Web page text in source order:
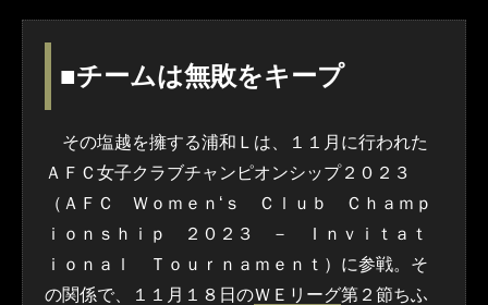
■チームは無敗をキープ
その塩越を擁する浦和Ｌは、１１月に行われた
ＡＦＣ女子クラブチャンピオンシップ２０２３
（ＡＦＣ Ｗｏｍｅｎ‘ｓ Ｃｌｕｂ Ｃｈａｍｐ
ｉｏｎｓｈｉｐ ２０２３ － Ｉｎｖｉｔａｔ
ｉｏｎａｌ Ｔｏｕｒｎａｍｅｎｔ）に参戦。そ
の関係で、１１月１８日のＷＥリーグ第２節ちふ